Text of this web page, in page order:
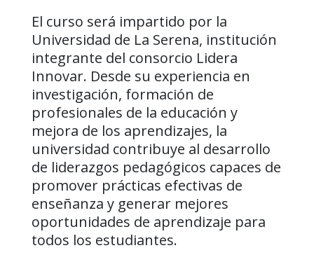
El curso será impartido por la
Universidad de La Serena, institución
integrante del consorcio Lidera
Innovar. Desde su experiencia en
investigación, formación de
profesionales de la educación y
mejora de los aprendizajes, la
universidad contribuye al desarrollo
de liderazgos pedagógicos capaces de
promover prácticas efectivas de
enseñanza y generar mejores
oportunidades de aprendizaje para
todos los estudiantes.